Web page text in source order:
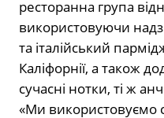
ресторанна група
використовуючи
та італійський
Каліфорнії, а також
сучасні нотки, ті ж
«Ми використовуємо